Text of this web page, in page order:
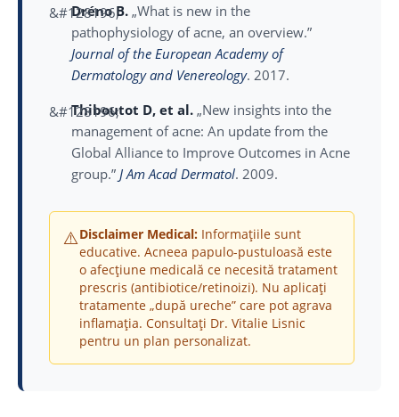
Dréno B. „What is new in the
pathophysiology of acne, an overview.”
Journal of the European Academy of
Dermatology and Venereology. 2017.
Thiboutot D, et al. „New insights into the
management of acne: An update from the
Global Alliance to Improve Outcomes in Acne
group.” J Am Acad Dermatol. 2009.
⚠️Disclaimer Medical: Informațiile sunt
educative. Acneea papulo-pustuloasă este
o afecțiune medicală ce necesită tratament
prescris (antibiotice/retinoizi). Nu aplicați
tratamente „după ureche” care pot agrava
inflamația. Consultați Dr. Vitalie Lisnic
pentru un plan personalizat.